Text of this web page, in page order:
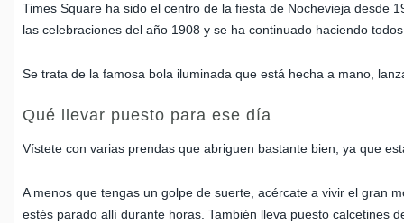
Times Square ha sido el centro de la fiesta de Nochevieja desde
las celebraciones del año 1908 y se ha continuado haciendo
Se trata de la famosa bola iluminada que está hecha a mano,
Qué llevar puesto para ese día
Vístete con varias prendas que abriguen bastante bien, ya que
A menos que tengas un golpe de suerte, acércate a vivir el gran
estés parado allí durante horas. También lleva puesto calcetines